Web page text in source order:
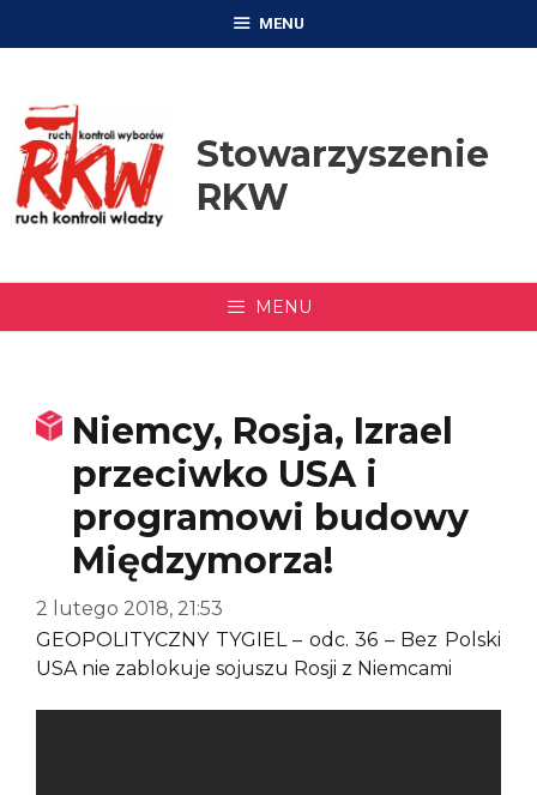
MENU
Stowarzyszenie
RKW
MENU
Niemcy, Rosja, Izrael
przeciwko USA i
programowi budowy
Międzymorza!
2 lutego 2018, 21:53
GEOPOLITYCZNY TYGIEL – odc. 36 – Bez Polski
USA nie zablokuje sojuszu Rosji z Niemcami